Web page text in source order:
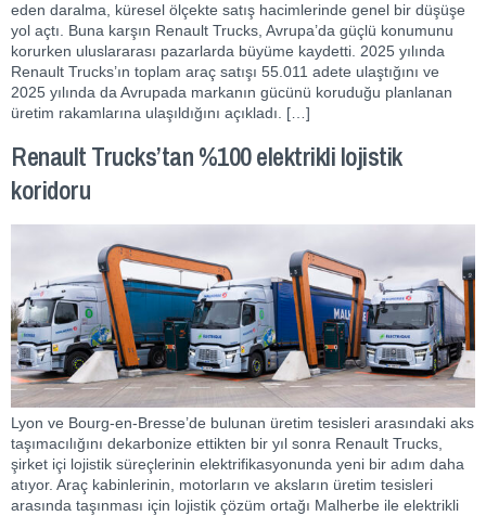
eden daralma, küresel ölçekte satış hacimlerinde genel bir düşüşe
yol açtı. Buna karşın Renault Trucks, Avrupa’da güçlü konumunu
korurken uluslararası pazarlarda büyüme kaydetti. 2025 yılında
Renault Trucks’ın toplam araç satışı 55.011 adete ulaştığını ve
2025 yılında da Avrupada markanın gücünü koruduğu planlanan
üretim rakamlarına ulaşıldığını açıkladı. […]
Renault Trucks’tan %100 elektrikli lojistik
koridoru
Lyon ve Bourg-en-Bresse’de bulunan üretim tesisleri arasındaki aks
taşımacılığını dekarbonize ettikten bir yıl sonra Renault Trucks,
şirket içi lojistik süreçlerinin elektrifikasyonunda yeni bir adım daha
atıyor. Araç kabinlerinin, motorların ve aksların üretim tesisleri
arasında taşınması için lojistik çözüm ortağı Malherbe ile elektrikli